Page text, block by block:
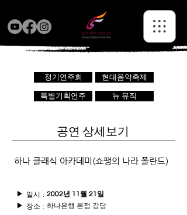
정기연주회 현대음악축제
특별기획연주 뉴 뮤직
공연 상세보기
하나 클래식 아카데미(쇼팽의 나라 폴란드)
2002년 11월 21일
일시 :
▶
▶
장소 : 하나은행 본점 강당